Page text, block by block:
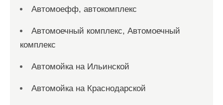
Автомоефф, автокомплекс
Автомоечный комплекс, Автомоечный
комплекс
Автомойка на Ильинской
Автомойка на Краснодарской